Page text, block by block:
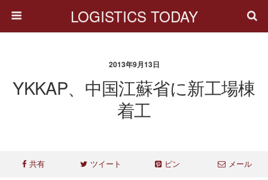
LOGISTICS TODAY
2013年9月13日
YKKAP、中国江蘇省に新工場棟
着工
共有 ツイート ピン メール